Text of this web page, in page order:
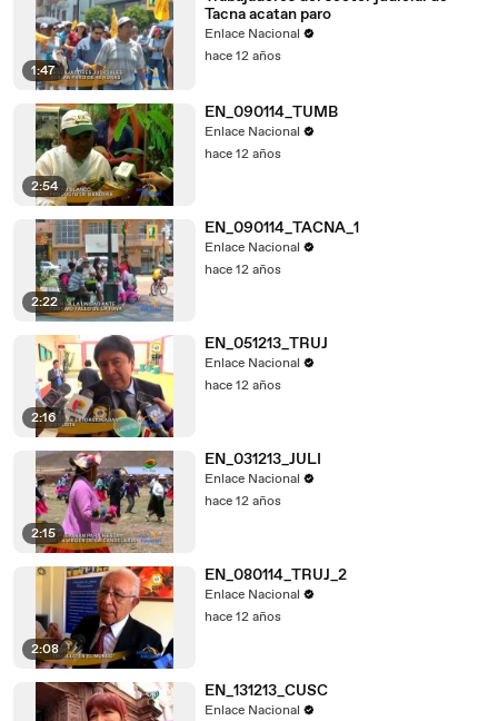
1:47
Tacna acatan paro
Enlace Nacional
hace 12 años
2:54
EN_090114_TUMB
Enlace Nacional
hace 12 años
2:22
EN_090114_TACNA_1
Enlace Nacional
hace 12 años
2:16
EN_051213_TRUJ
Enlace Nacional
hace 12 años
2:15
EN_031213_JULI
Enlace Nacional
hace 12 años
2:08
EN_080114_TRUJ_2
Enlace Nacional
hace 12 años
EN_131213_CUSC
Enlace Nacional